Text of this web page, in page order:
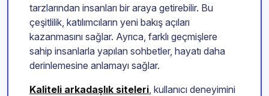
tarzlarından insanları bir araya getirebilir. Bu
çeşitlilik, katılımcıların yeni bakış açıları
kazanmasını sağlar. Ayrıca, farklı geçmişlere
sahip insanlarla yapılan sohbetler, hayatı daha
derinlemesine anlamayı sağlar.
Kaliteli arkadaşlık siteleri , kullanıcı deneyimini